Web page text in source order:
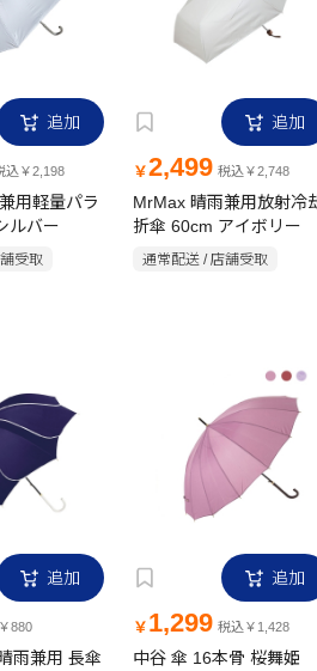
追加
込￥2,198
用軽量パラ
ルバー
受取
追加
￥2,499 税込￥2,748
MrMax 晴雨兼用放射冷
折傘 60cm アイボリー
通常配送 / 店舗受取
追加
880
雨兼用 長傘
追加
￥ 1,299 税込￥1,428
中谷 傘 16本骨 桜舞姫